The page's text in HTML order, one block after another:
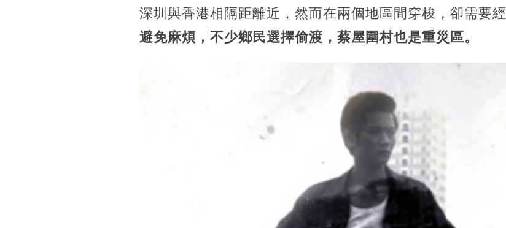
深圳與香港相隔距離近，然而在兩個地區間穿梭，卻需要
避免麻煩，不少鄉民選擇偷渡，蔡屋圍村也是重災區。